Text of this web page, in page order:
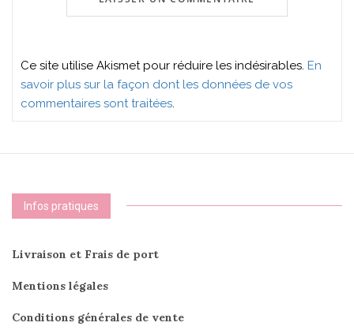
Ce site utilise Akismet pour réduire les indésirables. En
savoir plus sur la façon dont les données de vos
commentaires sont traitées.
Infos pratiques
Livraison et Frais de port
Mentions légales
Conditions générales de vente